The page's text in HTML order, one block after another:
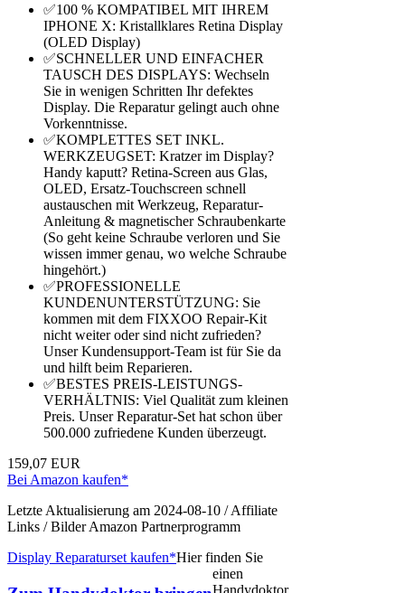
✅100 % KOMPATIBEL MIT IHREM
IPHONE X: Kristallklares Retina Display
(OLED Display)
✅SCHNELLER UND EINFACHER
TAUSCH DES DISPLAYS: Wechseln
Sie in wenigen Schritten Ihr defektes
Display. Die Reparatur gelingt auch ohne
Vorkenntnisse.
✅KOMPLETTES SET INKL.
WERKZEUGSET: Kratzer im Display?
Handy kaputt? Retina-Screen aus Glas,
OLED, Ersatz-Touchscreen schnell
austauschen mit Werkzeug, Reparatur-
Anleitung & magnetischer Schraubenkarte
(So geht keine Schraube verloren und Sie
wissen immer genau, wo welche Schraube
hingehört.)
✅PROFESSIONELLE
KUNDENUNTERSTÜTZUNG: Sie
kommen mit dem FIXXOO Repair-Kit
nicht weiter oder sind nicht zufrieden?
Unser Kundensupport-Team ist für Sie da
und hilft beim Reparieren.
✅BESTES PREIS-LEISTUNGS-
VERHÄLTNIS: Viel Qualität zum kleinen
Preis. Unser Reparatur-Set hat schon über
500.000 zufriedene Kunden überzeugt.
159,07 EUR
Bei Amazon kaufen*
Letzte Aktualisierung am 2024-08-10 / Affiliate
Links / Bilder Amazon Partnerprogramm
Display Reparaturset kaufen*Hier finden Sie
einen
Handydoktor